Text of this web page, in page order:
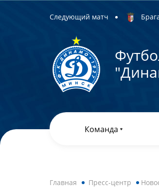
Следующий матч
Команда
Главная Пресс-центр